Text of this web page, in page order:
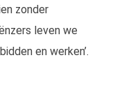
zonder
leven we
en werken’.